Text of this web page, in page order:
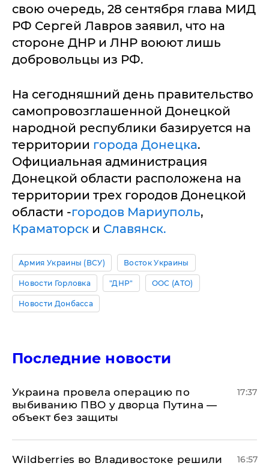
свою очередь, 28 сентября глава МИД
РФ Сергей Лавров заявил, что на
стороне ДНР и ЛНР воюют лишь
добровольцы из РФ.
На сегодняшний день правительство
самопровозглашенной Донецкой
народной республики базируется на
территории города Донецка.
Официальная администрация
Донецкой области расположена на
территории трех городов Донецкой
области -городов Мариуполь,
Краматорск и Славянск.
Армия Украины (ВСУ) Восток Украины
Новости Горловка "ДНР" ООС (АТО)
Новости Донбасса
Последние новости
Украина провела операцию по
выбиванию ПВО у дворца Путина —
объект без защиты
17:37
Wildberries во Владивостоке решили 16:57